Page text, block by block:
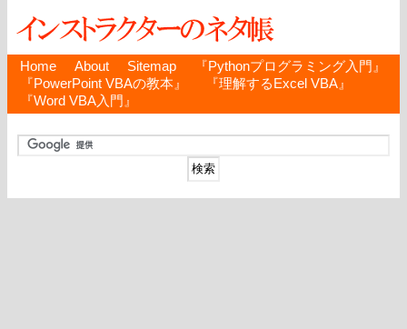
Home About Sitemap
『Pythonプログラミング入門』
『PowerPoint VBAの教本』
『理解するExcel VBA』
『Word VBA入門』